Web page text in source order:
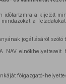
időtartamra a kijelölt
a
jogállásáról
NAV
főigazgató-